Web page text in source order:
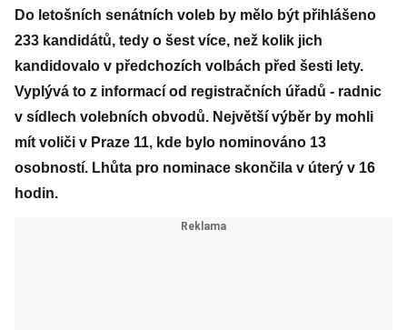
Do letošních senátních voleb by mělo být přihlášeno
233 kandidátů, tedy o šest více, než kolik jich
kandidovalo v předchozích volbách před šesti lety.
Vyplývá to z informací od registračních úřadů - radnic
v sídlech volebních obvodů. Největší výběr by mohli
mít voliči v Praze 11, kde bylo nominováno 13
osobností. Lhůta pro nominace skončila v úterý v 16
hodin.